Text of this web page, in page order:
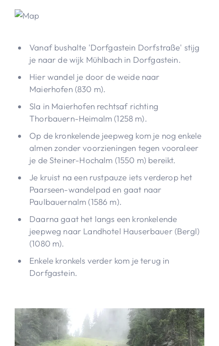
Vanaf bushalte 'Dorfgastein Dorfstraße' stijg
je naar de wijk Mühlbach in Dorfgastein.
Hier wandel je door de weide naar
Maierhofen (830 m).
Sla in Maierhofen rechtsaf richting
Thorbauern-Heimalm (1258 m).
Op de kronkelende jeepweg kom je nog enkele
almen zonder voorzieningen tegen vooraleer
je de Steiner-Hochalm (1550 m) bereikt.
Je kruist na een rustpauze iets verderop het
Paarseen-wandelpad en gaat naar
Paulbauernalm (1586 m).
Daarna gaat het langs een kronkelende
jeepweg naar Landhotel Hauserbauer (Bergl)
(1080 m).
Enkele kronkels verder kom je terug in
Dorfgastein.